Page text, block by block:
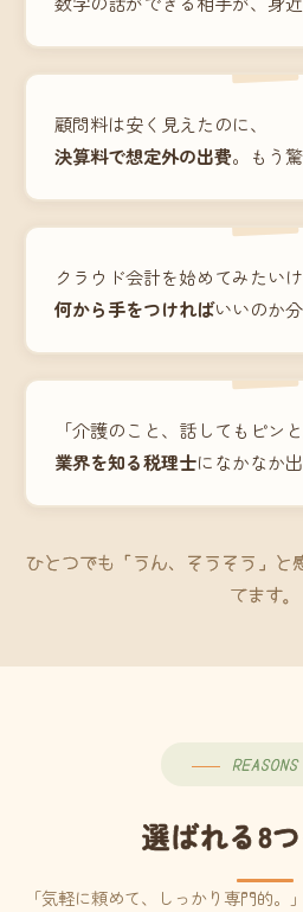
顧問料は安く見えたのに、
決算料で想定外の出費。もう
クラウド会計を始めてみたいけ
何から手をつければいいのか分
「介護のこと、話してもピンと
業界を知る税理士になかなか出
ひとつでも「うん、そうそう」と
てます。
REASONS
選ばれる8
「気軽に頼めて、しっかり専門的。